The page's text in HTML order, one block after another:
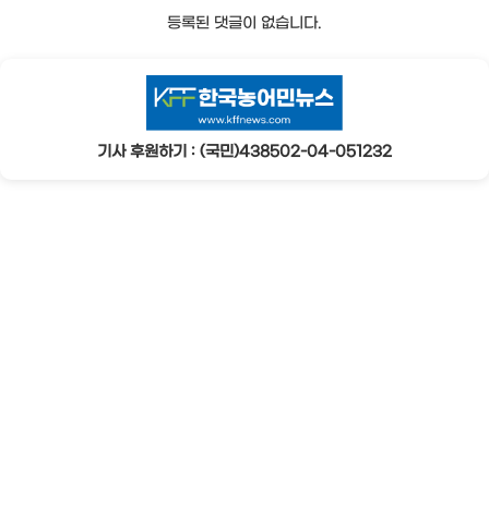
등록된 댓글이 없습니다.
기사 후원하기 : (국민)438502-04-051232